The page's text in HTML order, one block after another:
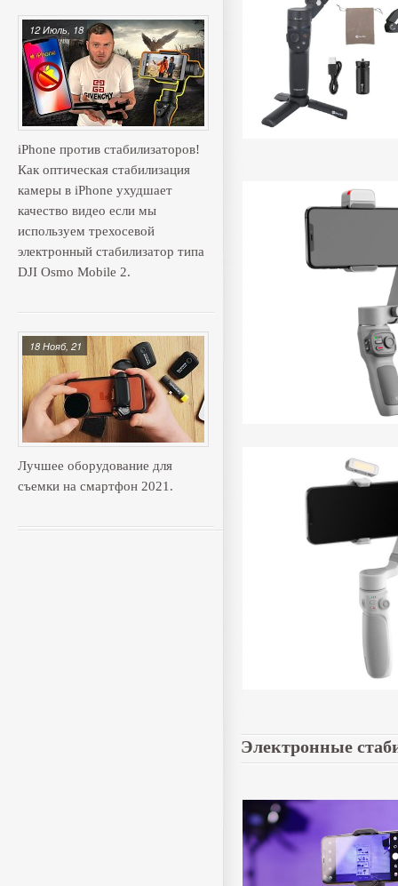
iPhone против стабилизаторов!
Как оптическая стабилизация
камеры в iPhone ухудшает
качество видео если мы
используем трехосевой
электронный стабилизатор типа
DJI Osmo Mobile 2.
12 Июль, 18
Лучшее оборудование для
съемки на смартфон 2021.
18 Нояб, 21
Электронные